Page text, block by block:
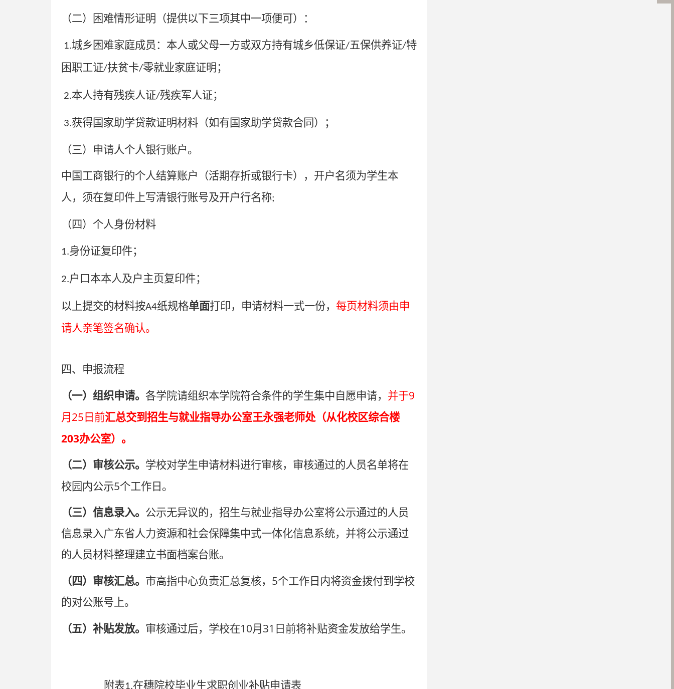
（二）困难情形证明（提供以下三项其中一项便可）：
1.城乡困难家庭成员：本人或父母一方或双方持有城乡低保证/五保供养证/特
困职工证/扶贫卡/零就业家庭证明；
2.本人持有残疾人证/残疾军人证；
3.获得国家助学贷款证明材料（如有国家助学贷款合同）；
（三）申请人个人银行账户。
中国工商银行的个人结算账户（活期存折或银行卡），开户名须为学生本
人，须在复印件上写清银行账号及开户行名称;
（四）个人身份材料
1.身份证复印件；
2.户口本本人及户主页复印件；
以上提交的材料按A4纸规格单面打印，申请材料一式一份， 每页材料须由申
请人亲笔签名确认。
四、申报流程
（一）组织申请。 各学院请组织本学院符合条件的学生集中自愿申请， 并于9
月 25 日前汇总交到招生与就业指导办公室王永强老师处（从化校区综合楼
203办公室）。
（二）审核公示。 学校对学生申请材料进行审核，审核通过的人员名单将在
校园内公示5个工作日。
（三）信息录入。 公示无异议的，招生与就业指导办公室将公示通过的人员
信息录入广东省人力资源和社会保障集中式一体化信息系统，并将公示通过
的人员材料整理建立书面档案台账。
（四）审核汇总。 市高指中心负责汇总复核， 5个工作日内将资金拨付到学校
的对公账号上。
（五）补贴发放。 审核通过后，学校在10月 31 日前将补贴资金发放给学生。
附表1.在穗院校毕业生求职创业补贴申请表